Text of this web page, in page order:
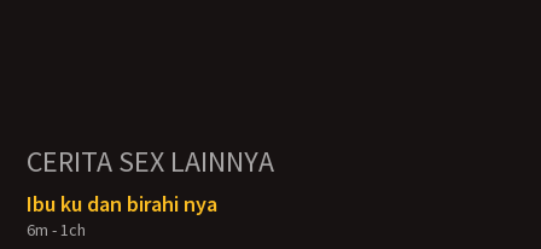
CERITA SEX LAINNYA
Ibu ku dan birahi nya
6m - 1ch